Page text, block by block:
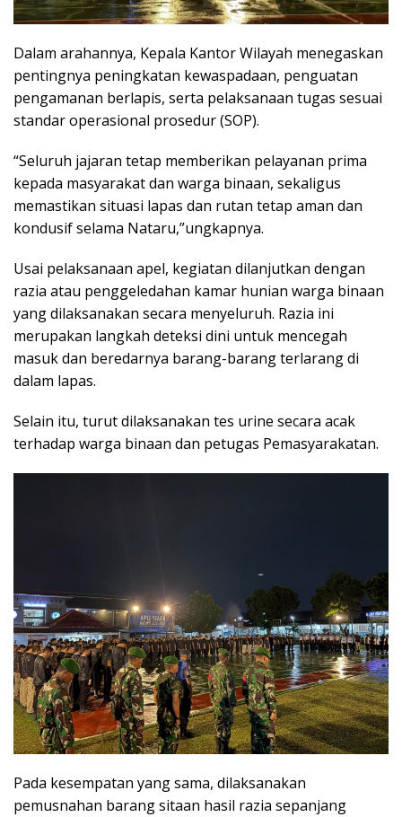
Dalam arahannya, Kepala Kantor Wilayah menegaskan
pentingnya peningkatan kewaspadaan, penguatan
pengamanan berlapis, serta pelaksanaan tugas sesuai
standar operasional prosedur (SOP).
“Seluruh jajaran tetap memberikan pelayanan prima
kepada masyarakat dan warga binaan, sekaligus
memastikan situasi lapas dan rutan tetap aman dan
kondusif selama Nataru,”ungkapnya.
Usai pelaksanaan apel, kegiatan dilanjutkan dengan
razia atau penggeledahan kamar hunian warga binaan
yang dilaksanakan secara menyeluruh. Razia ini
merupakan langkah deteksi dini untuk mencegah
masuk dan beredarnya barang-barang terlarang di
dalam lapas.
Selain itu, turut dilaksanakan tes urine secara acak
terhadap warga binaan dan petugas Pemasyarakatan.
Pada kesempatan yang sama, dilaksanakan
pemusnahan barang sitaan hasil razia sepanjang